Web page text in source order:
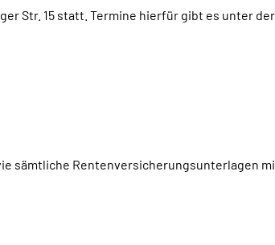
Str. 15 statt. Termine hierfür gibt es unter
sämtliche Rentenversicherungsunterlagen